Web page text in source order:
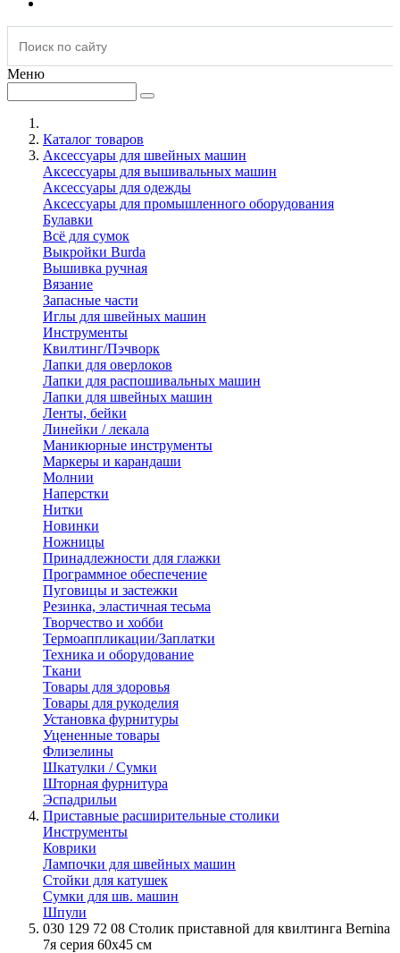
Меню
Каталог товаров
Аксессуары для швейных машин
Аксессуары для вышивальных машин
Аксессуары для одежды
Аксессуары для промышленного оборудования
Булавки
Всё для сумок
Выкройки Burda
Вышивка ручная
Вязание
Запасные части
Иглы для швейных машин
Инструменты
Квилтинг/Пэчворк
Лапки для оверлоков
Лапки для распошивальных машин
Лапки для швейных машин
Ленты, бейки
Линейки / лекала
Маникюрные инструменты
Маркеры и карандаши
Молнии
Наперстки
Нитки
Новинки
Ножницы
Принадлежности для глажки
Программное обеспечение
Пуговицы и застежки
Резинка, эластичная тесьма
Творчество и хобби
Термоаппликации/Заплатки
Техника и оборудование
Ткани
Товары для здоровья
Товары для рукоделия
Установка фурнитуры
Уцененные товары
Флизелины
Шкатулки / Сумки
Шторная фурнитура
Эспадрильи
Приставные расширительные столики
Инструменты
Коврики
Лампочки для швейных машин
Стойки для катушек
Сумки для шв. машин
Шпули
030 129 72 08 Столик приставной для квилтинга Bernina
7я серия 60х45 см